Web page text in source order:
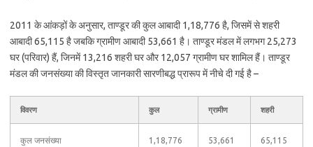
2011 के आंकड़ों के अनुसार, ताण्डूर की कुल आबादी 1,18,776 है, जिसमें से शहरी
आबादी 65,115 है जबकि ग्रामीण आबादी 53,661 है। ताण्डूर मंडल में लगभग 25,273
घर (परिवार) हैं, जिनमें 13,216 शहरी घर और 12,057 ग्रामीण घर शामिल हैं। ताण्डूर
मंडल की जनसंख्या की विस्तृत जानकारी सारणीबद्ध प्रारूप में नीचे दी गई है –
विवरण कुल ग्रामीण शहरी
कुल जनसंख्या 1,18,776 53,661 65,115